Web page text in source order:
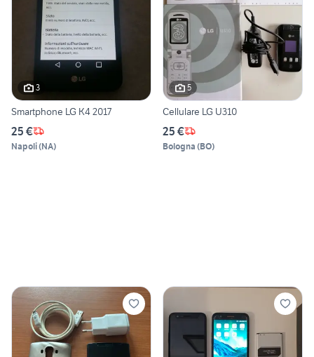
3
Smartphone LG K4 2017
25 €
Napoli(NA)
5
Cellulare LG U310
25 €
Bologna (BO)